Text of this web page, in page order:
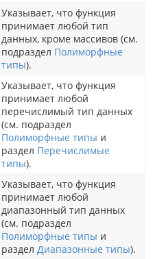
Указывает, что функция
принимает любой тип
данных, кроме массивов (см.
подраздел Полиморфные
типы).
Указывает, что функция
принимает любой
перечислимый тип данных
(см. подраздел
Полиморфные типы и
раздел Перечислимые
типы).
Указывает, что функция
принимает любой
диапазонный тип данных
(см. подраздел
Полиморфные типы и
раздел Диапазонные типы).